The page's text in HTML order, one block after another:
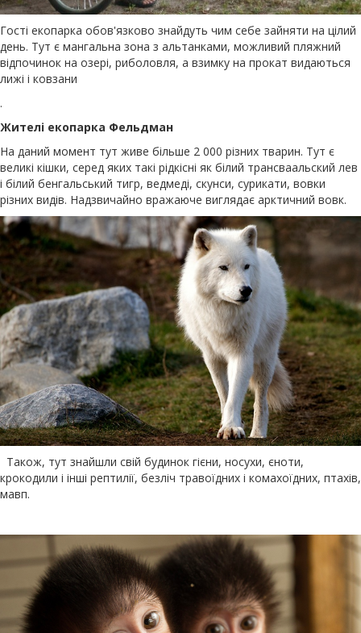
Гості екопарка обов'язково знайдуть чим себе зайняти на цілий
день. Тут є мангальна зона з альтанками, можливий пляжний
відпочинок на озері, риболовля, а взимку на прокат видаються
лижі і ковзани
.
Жителі екопарка Фельдман
На даний момент тут живе більше 2 000 різних тварин. Тут є
великі кішки, серед яких такі рідкісні як білий трансваальский лев
і білий бенгальський тигр, ведмеді, скунси, сурикати, вовки
різних видів. Надзвичайно вражаюче виглядає арктичний вовк.
Також, тут знайшли свій будинок гієни, носухи, єноти,
крокодили і інші рептилії, безліч травоїдних і комахоїдних, птахів,
мавп.